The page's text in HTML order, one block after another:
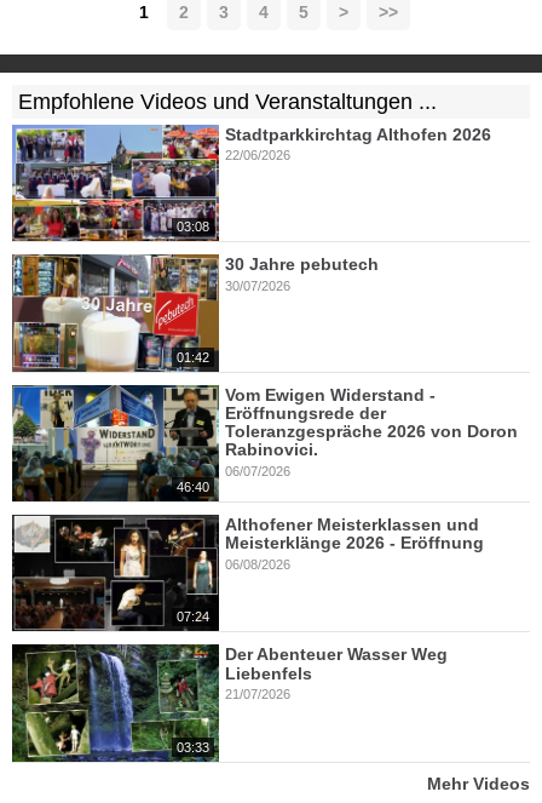
1 2 3 4 5 > >>
Empfohlene Videos und Veranstaltungen ...
03:08
Stadtparkkirchtag Althofen 2026
22/06/2026
01:42
30 Jahre pebutech
30/07/2026
46:40
Vom Ewigen Widerstand -
Eröffnungsrede der
Toleranzgespräche 2026 von Doron
Rabinovici.
06/07/2026
07:24
Althofener Meisterklassen und
Meisterklänge 2026 - Eröffnung
06/08/2026
03:33
Der Abenteuer Wasser Weg
Liebenfels
21/07/2026
Mehr Videos